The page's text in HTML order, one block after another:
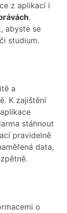
z aplikací i
.
abyste se
studium.
a
K zajištění
stáhnout
pravidelně
data,
o